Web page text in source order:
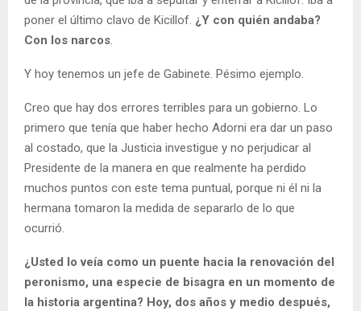
poner el último clavo de Kicillof. ¿Y con quién andaba?
Con los narcos.
Y hoy tenemos un jefe de Gabinete. Pésimo ejemplo.
Creo que hay dos errores terribles para un gobierno. Lo
primero que tenía que haber hecho Adorni era dar un paso
al costado, que la Justicia investigue y no perjudicar al
Presidente de la manera en que realmente ha perdido
muchos puntos con este tema puntual, porque ni él ni la
hermana tomaron la medida de separarlo de lo que
ocurrió.
¿Usted lo veía como un puente hacia la renovación del
peronismo, una especie de bisagra en un momento de
la historia argentina? Hoy, dos años y medio después,